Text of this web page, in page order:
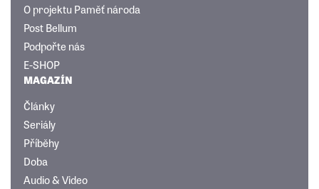
O projektu Paměť národa
Post Bellum
Podpořte nás
E-SHOP
MAGAZÍN
Články
Seriály
Příběhy
Doba
Audio & Video